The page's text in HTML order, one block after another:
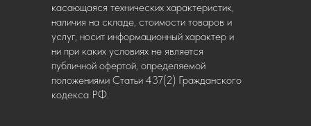
касающаяся технических характеристик,
наличия на складе, стоимости товаров и
услуг, носит информационный характер и
ни при каких условиях не является
публичной офертой, определяемой
положениями Статьи 437(2) Гражданского
кодекса РФ.